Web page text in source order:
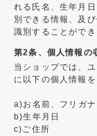
れる氏名、生年月
別できる情報、及
識別することがで
第2条、個人情報の
当ショップでは、
に以下の個人情報
a)お名前、フリガナ
b)生年月日
c)ご住所